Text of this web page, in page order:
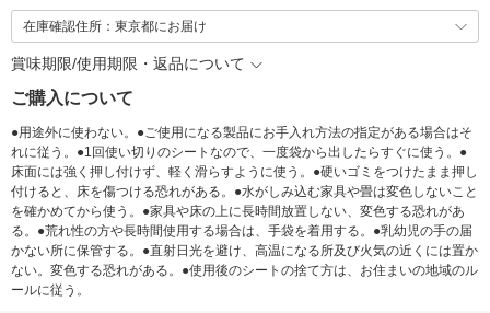
在庫確認住所：東京都にお届け
賞味期限/使用期限・返品について
ご購入について
●用途外に使わない。●ご使用になる製品にお手入れ方法の指定がある場合はそ
れに従う。●1回使い切りのシートなので、一度袋から出したらすぐに使う。●
床面には強く押し付けず、軽く滑らすように使う。●硬いゴミをつけたまま押し
付けると、床を傷つける恐れがある。●水がしみ込む家具や畳は変色しないこと
を確かめてから使う。●家具や床の上に長時間放置しない、変色する恐れがあ
る。●荒れ性の方や長時間使用する場合は、手袋を着用する。●乳幼児の手の届
かない所に保管する。●直射日光を避け、高温になる所及び火気の近くには置か
ない。変色する恐れがある。●使用後のシートの捨て方は、お住まいの地域のル
ールに従う。